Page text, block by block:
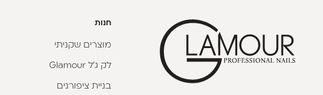
חנות
מוצרים שקניתי
לק ג'ל Glamour
בניית ציפורנים